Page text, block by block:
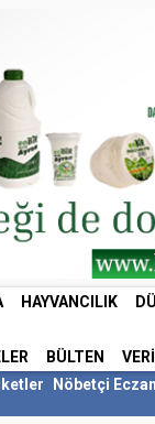
HAYVANCILIK
BÜLTEN
Nöbetçi